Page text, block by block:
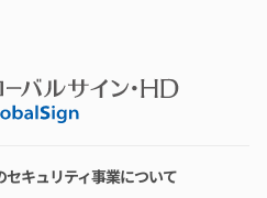
キュリティ事業について